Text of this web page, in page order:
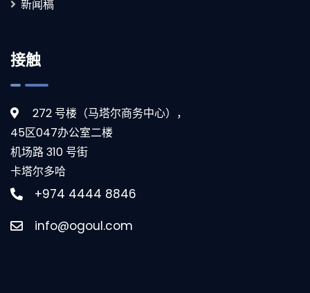
新闻稿
接触
272 号楼（马塔尔商务中心），
45区047办公室二楼
机场路 310 号街
卡塔尔多哈
+974 4444 8846
info@ogoul.com